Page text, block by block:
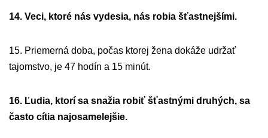
14. Veci, ktoré nás vydesia, nás robia šťastnejšími.
15. Priemerná doba, počas ktorej žena dokáže udržať
tajomstvo, je 47 hodín a 15 minút.
16. Ľudia, ktorí sa snažia robiť šťastnými druhých, sa
často cítia najosamelejšie.